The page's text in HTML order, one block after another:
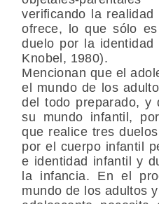
verificando la
ofrece, lo que sólo
duelo por la identidad
Knobel, 1980).
Mencionan que el
el mundo de los
del todo preparado, y
su mundo infantil,
que realice tres
por el cuerpo infantil
e identidad infantil y
la infancia. En el
mundo de los adultos